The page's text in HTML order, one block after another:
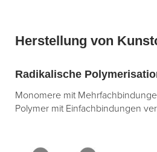
Herstellung von
Radikalische
Monomere mit
Polymer mit Einfachbindungen